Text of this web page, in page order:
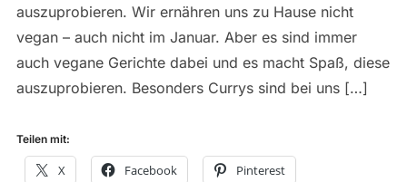
auszuprobieren. Wir ernähren uns zu Hause nicht
vegan – auch nicht im Januar. Aber es sind immer
auch vegane Gerichte dabei und es macht Spaß, diese
auszuprobieren. Besonders Currys sind bei uns […]
Teilen mit:
X Facebook Pinterest